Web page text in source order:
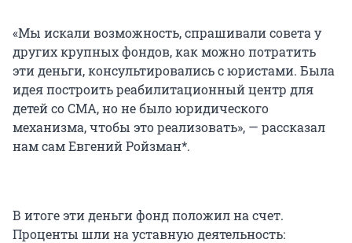
«Мы искали возможность, спрашивали совета у
других крупных фондов, как можно потратить
эти деньги, консультировались с юристами. Была
идея построить реабилитационный центр для
детей со СМА, но не было юридического
механизма, чтобы это реализовать», — рассказал
нам сам Евгений Ройзман*.
В итоге эти деньги фонд положил на счет.
Проценты шли на уставную деятельность: